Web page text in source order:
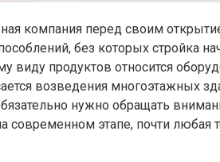
компания перед своим
без которых стройка
виду продуктов относится
возведения многоэтажных
нужно обращать
современном этапе, почти любая